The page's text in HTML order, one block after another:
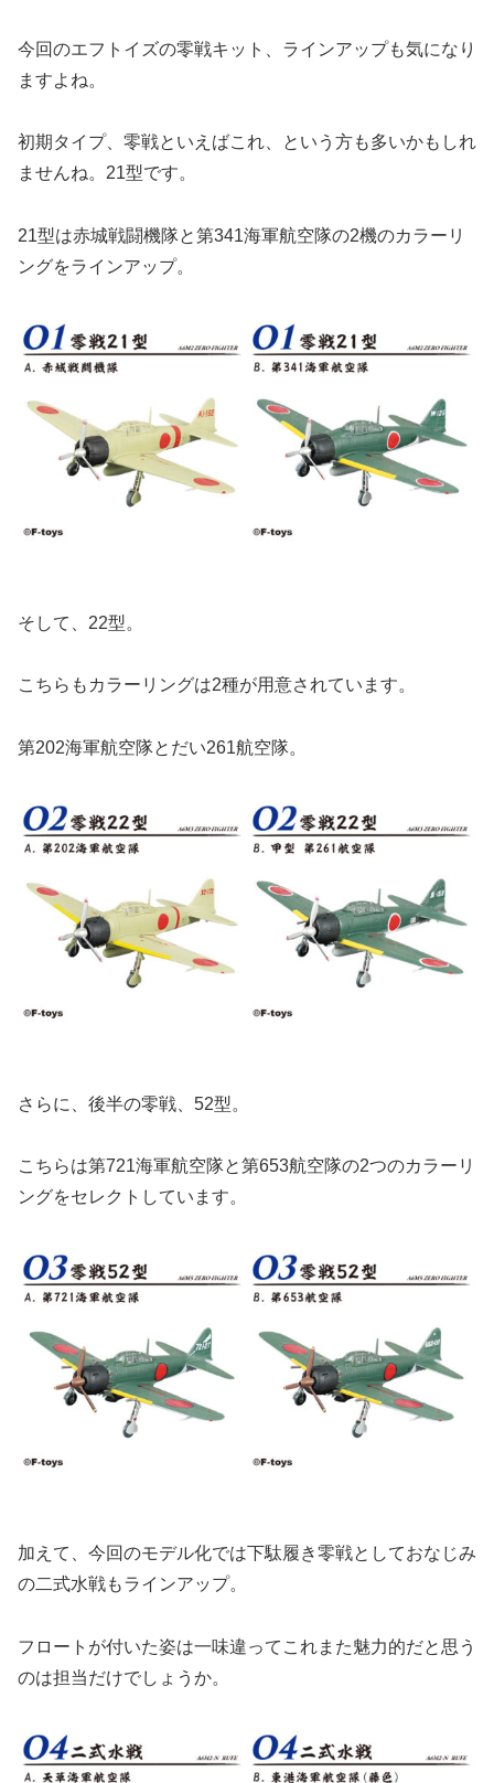
今回のエフトイズの零戦キット、ラインアップも気になり
ますよね。
初期タイプ、零戦といえばこれ、という方も多いかもしれ
ませんね。21型です。
21型は赤城戦闘機隊と第341海軍航空隊の2機のカラーリ
ングをラインアップ。
そして、22型。
こちらもカラーリングは2種が用意されています。
第202海軍航空隊とだい261航空隊。
さらに、後半の零戦、52型。
こちらは第721海軍航空隊と第653航空隊の2つのカラーリ
ングをセレクトしています。
加えて、今回のモデル化では下駄履き零戦としておなじみ
の二式水戦もラインアップ。
フロートが付いた姿は一味違ってこれまた魅力的だと思う
のは担当だけでしょうか。